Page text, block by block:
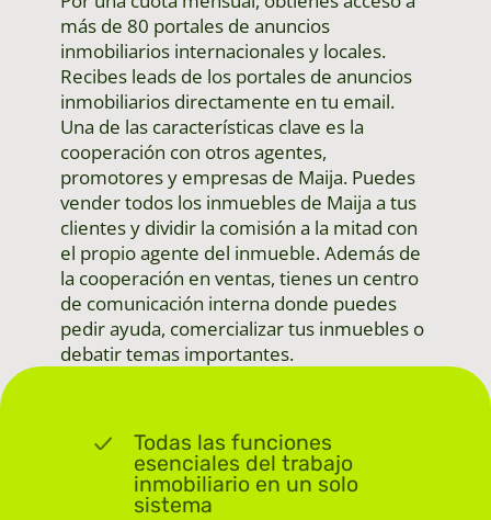
más de 80 portales de anuncios
inmobiliarios internacionales y locales.
Recibes leads de los portales de anuncios
inmobiliarios directamente en tu email.
Una de las características clave es la
cooperación con otros agentes,
promotores y empresas de Maija. Puedes
vender todos los inmuebles de Maija a tus
clientes y dividir la comisión a la mitad con
el propio agente del inmueble. Además de
la cooperación en ventas, tienes un centro
de comunicación interna donde puedes
pedir ayuda, comercializar tus inmuebles o
debatir temas importantes.
Todas las funciones
esenciales del trabajo
inmobiliario en un solo
sistema